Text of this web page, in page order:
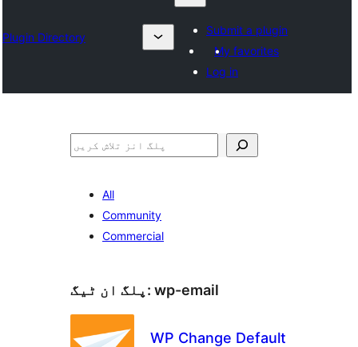
Plugin Directory
Submit a plugin
My favorites
Log in
تلاش
All
Community
Commercial
پلگ ان ٹیگ: wp-email
WP Change Default